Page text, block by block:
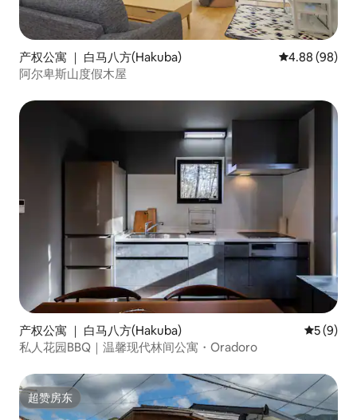
产权公寓 ｜ 白马八方(Hakuba) 平均评分 4.88
4.88 (98)
阿尔卑斯山度假木屋
产权公寓 ｜ 白马八方(Hakuba) 平均评分
5 (9)
私人花园BBQ｜温馨现代林间公寓・Oradoro
超赞房东
超赞房东